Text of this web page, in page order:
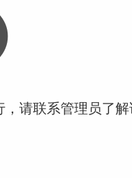
请联系管理员了